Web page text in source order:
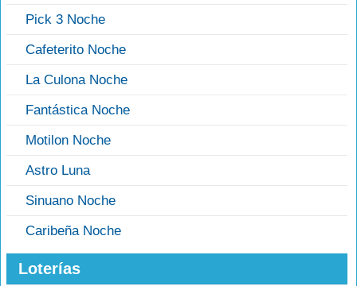
Pick 3 Noche
Cafeterito Noche
La Culona Noche
Fantástica Noche
Motilon Noche
Astro Luna
Sinuano Noche
Caribeña Noche
Loterías